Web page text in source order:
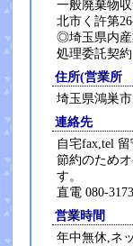
一般廃棄物
北市く許第
◎埼玉県内産
処理委託契約
住所(営業所
埼玉県鴻巣
連絡先
自宅fax,tel
節約のため
す。
直電 080-
営業時間
年中無休,ネ